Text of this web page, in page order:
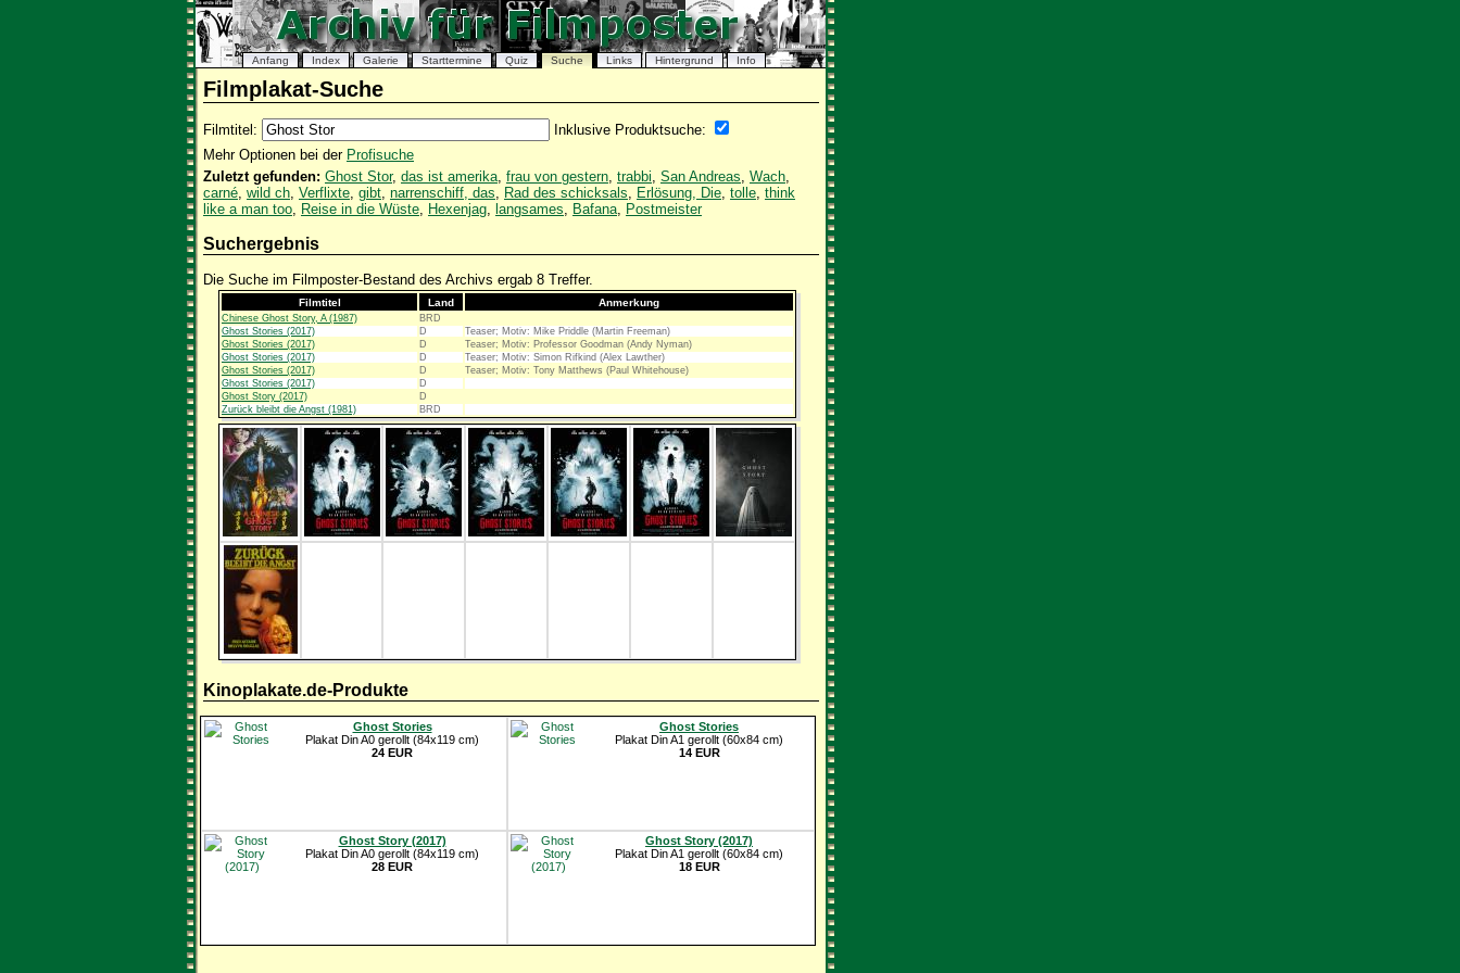
Anfang Index Galerie Starttermine Quiz Suche Links Hintergrund Info
Filmplakat-Suche
Filmtitel:
Inklusive Produktsuche:
Mehr Optionen bei der Profisuche
Zuletzt gefunden: Ghost Stor, das ist amerika, frau von gestern, trabbi, San Andreas, Wach,
carné, wild ch, Verflixte, gibt, narrenschiff, das, Rad des schicksals, Erlösung, Die, tolle, think
like a man too, Reise in die Wüste, Hexenjag, langsames, Bafana, Postmeister
Suchergebnis
Die Suche im Filmposter-Bestand des Archivs ergab 8 Treffer.
Filmtitel Land Anmerkung
Chinese Ghost Story, A (1987)
BRD
Ghost Stories (2017)
D
Teaser; Motiv: Mike Priddle (Martin Freeman)
Ghost Stories (2017)
D
Teaser; Motiv: Professor Goodman (Andy Nyman)
Ghost Stories (2017)
D
Teaser; Motiv: Simon Rifkind (Alex Lawther)
Ghost Stories (2017)
D
Teaser; Motiv: Tony Matthews (Paul Whitehouse)
Ghost Stories (2017)
D
Ghost Story (2017)
D
Zurück bleibt die Angst (1981)
BRD
Kinoplakate.de-Produkte
Ghost Stories
Plakat Din A0 gerollt (84x119 cm)
24 EUR
Ghost Stories
Plakat Din A1 gerollt (60x84 cm)
14 EUR
Ghost Story (2017)
Plakat Din A0 gerollt (84x119 cm)
28 EUR
Ghost Story (2017)
Plakat Din A1 gerollt (60x84 cm)
18 EUR